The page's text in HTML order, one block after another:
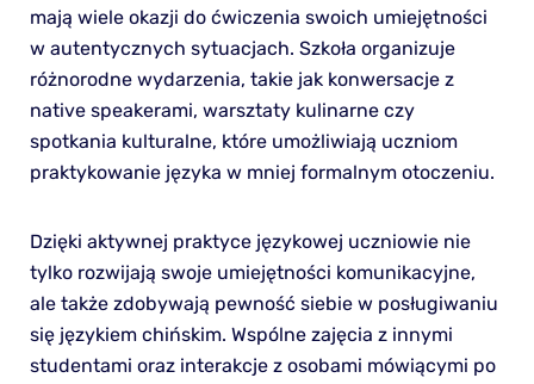
mają wiele okazji do ćwiczenia swoich umiejętności
w autentycznych sytuacjach. Szkoła organizuje
różnorodne wydarzenia, takie jak konwersacje z
native speakerami, warsztaty kulinarne czy
spotkania kulturalne, które umożliwiają uczniom
praktykowanie języka w mniej formalnym otoczeniu.
Dzięki aktywnej praktyce językowej uczniowie nie
tylko rozwijają swoje umiejętności komunikacyjne,
ale także zdobywają pewność siebie w posługiwaniu
się językiem chińskim. Wspólne zajęcia z innymi
studentami oraz interakcje z osobami mówiącymi po